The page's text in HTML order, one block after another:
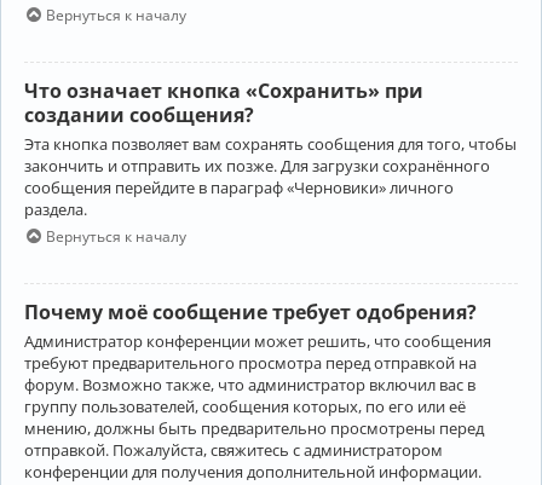
Вернуться к началу
Что означает кнопка «Сохранить» при
создании сообщения?
Эта кнопка позволяет вам сохранять сообщения для того, чтобы
закончить и отправить их позже. Для загрузки сохранённого
сообщения перейдите в параграф «Черновики» личного
раздела.
Вернуться к началу
Почему моё сообщение требует одобрения?
Администратор конференции может решить, что сообщения
требуют предварительного просмотра перед отправкой на
форум. Возможно также, что администратор включил вас в
группу пользователей, сообщения которых, по его или её
мнению, должны быть предварительно просмотрены перед
отправкой. Пожалуйста, свяжитесь с администратором
конференции для получения дополнительной информации.